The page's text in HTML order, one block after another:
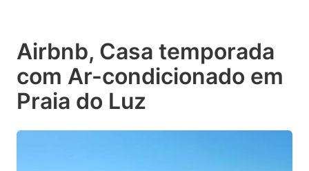
Airbnb, Casa temporada
com Ar-condicionado em
Praia do Luz